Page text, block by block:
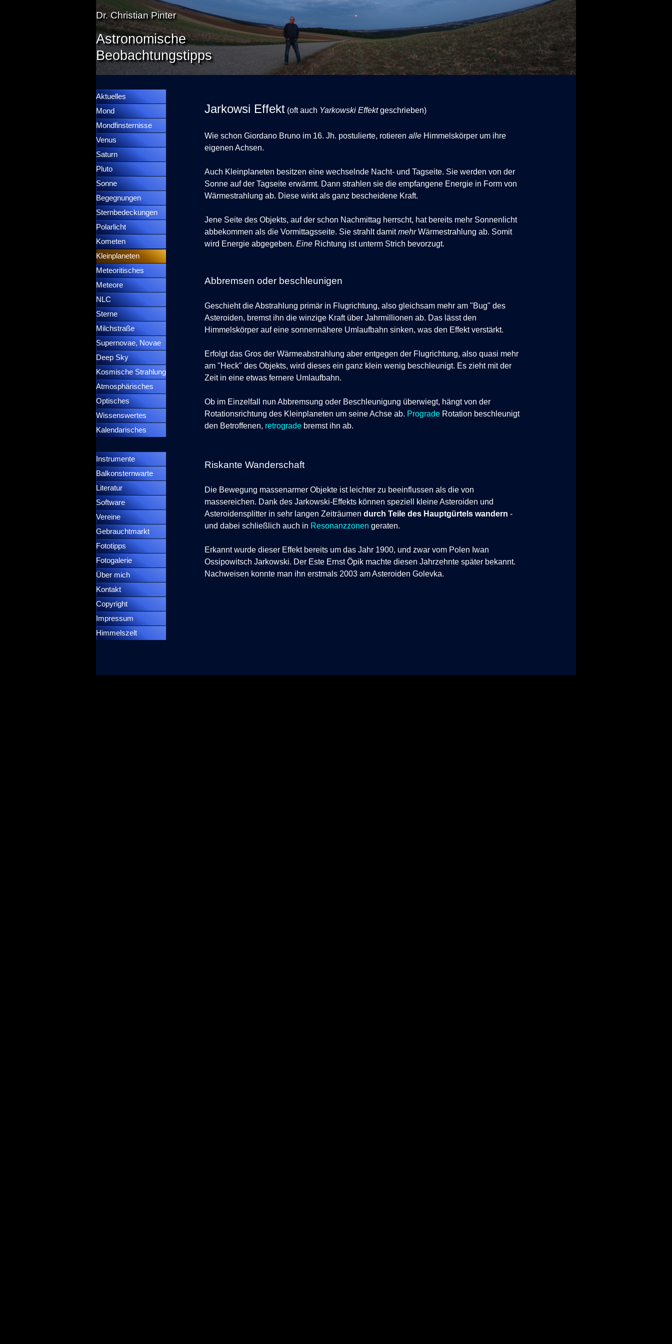
Dr. Christian Pinter
Astronomische
Beobachtungstipps
Aktuelles
Mond
Mondfinsternisse
Venus
Saturn
Pluto
Sonne
Begegnungen
Sternbedeckungen
Polarlicht
Kometen
Kleinplaneten
Meteoritisches
Meteore
NLC
Sterne
Milchstraße
Supernovae, Novae
Deep Sky
Kosmische Strahlung
Atmosphärisches
Optisches
Wissenswertes
Kalendarisches
Instrumente
Balkonsternwarte
Literatur
Software
Vereine
Gebrauchtmarkt
Fototipps
Fotogalerie
Über mich
Kontakt
Copyright
Impressum
Himmelszelt
Jarkowsi Effekt(oft auch Yarkowski Effektgeschrieben)
Wie schon Giordano Bruno im 16. Jh. postulierte, rotieren alle Himmelskörper um ihre
eigenen Achsen.
Auch Kleinplaneten besitzen eine wechselnde Nacht- und Tagseite. Sie werden von der
Sonne auf der Tagseite erwärmt. Dann strahlen sie die empfangene Energie in Form von
Wärmestrahlung ab. Diese wirkt als ganz bescheidene Kraft.
Jene Seite des Objekts, auf der schon Nachmittag herrscht, hat bereits mehr Sonnenlicht
abbekommen als die Vormittagsseite. Sie strahlt damitmehrWärmestrahlung ab. Somit
wird Energie abgegeben. Eine Richtung ist unterm Strich bevorzugt.
Abbremsen oder beschleunigen
Geschieht die Abstrahlung primär in Flugrichtung, also gleichsam mehr am "Bug" des
Asteroiden, bremst ihn die winzige Kraft über Jahrmillionen ab. Das lässt den
Himmelskörper auf eine sonnennähere Umlaufbahn sinken, was den Effekt verstärkt.
Erfolgt das Gros der Wärmeabstrahlung aber entgegen der Flugrichtung, also quasi mehr
am "Heck" des Objekts, wird dieses ein ganz klein wenig beschleunigt. Es zieht mit der
Zeit in eine etwas fernere Umlaufbahn.
Ob im Einzelfall nun Abbremsung oder Beschleunigung überwiegt, hängt von der
Rotationsrichtung des Kleinplaneten um seine Achse ab. Prograde Rotation beschleunigt
den Betroffenen, retrogradebremst ihn ab.
Riskante Wanderschaft
Die Bewegung massenarmer Objekte ist leichter zu beeinflussen als die von
massereichen. Dank des Jarkowski-Effekts können speziell kleine Asteroiden und
Asteroidensplitter in sehr langen Zeiträumen durch Teile des Hauptgürtels wandern -
und dabei schließlich auch in Resonanzzonen geraten.
Erkannt wurde dieser Effekt bereits um das Jahr 1900, und zwar vom Polen Iwan
Ossipowitsch Jarkowski. Der Este Ernst Öpik machte diesen Jahrzehnte später bekannt.
Nachweisen konnte man ihn erstmals 2003 am Asteroiden Golevka.